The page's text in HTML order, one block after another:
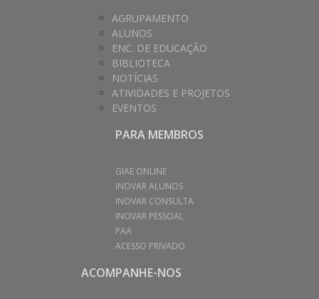
AGRUPAMENTO
ALUNOS
ENC. DE EDUCAÇÃO
BIBLIOTECA
NOTÍCIAS
ATIVIDADES E PROJETOS
EVENTOS
PARA MEMBROS
GIAE ONLINE
INOVAR ALUNOS
INOVAR CONSULTA
INOVAR PESSOAL
PAA
ACESSO PRIVADO
ACOMPANHE-NOS